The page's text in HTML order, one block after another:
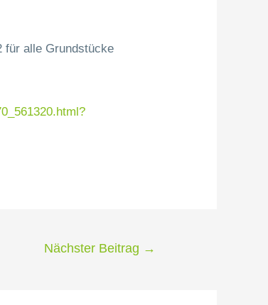
für alle Grundstücke
Nächster Beitrag →